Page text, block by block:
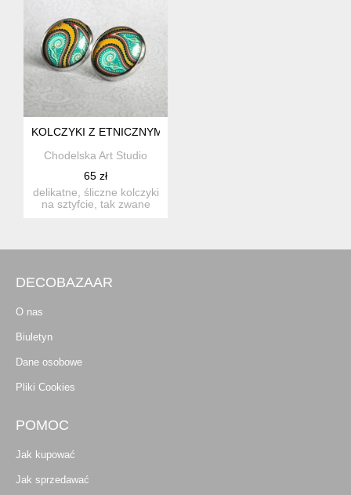
KOLCZYKI Z ETNICZNYM MOTYWEM
Chodelska Art Studio
65 zł
delikatne, śliczne kolczyki
na sztyfcie, tak zwane
DECOBAZAAR
O nas
Biuletyn
Dane osobowe
Pliki Cookies
POMOC
Jak kupować
Jak sprzedawać